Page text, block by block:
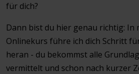
für dich?
Dann bist du hier genau richtig: In
Onlinekurs führe ich dich Schritt
heran - du bekommst alle
vermittelt und schon nach kurzer